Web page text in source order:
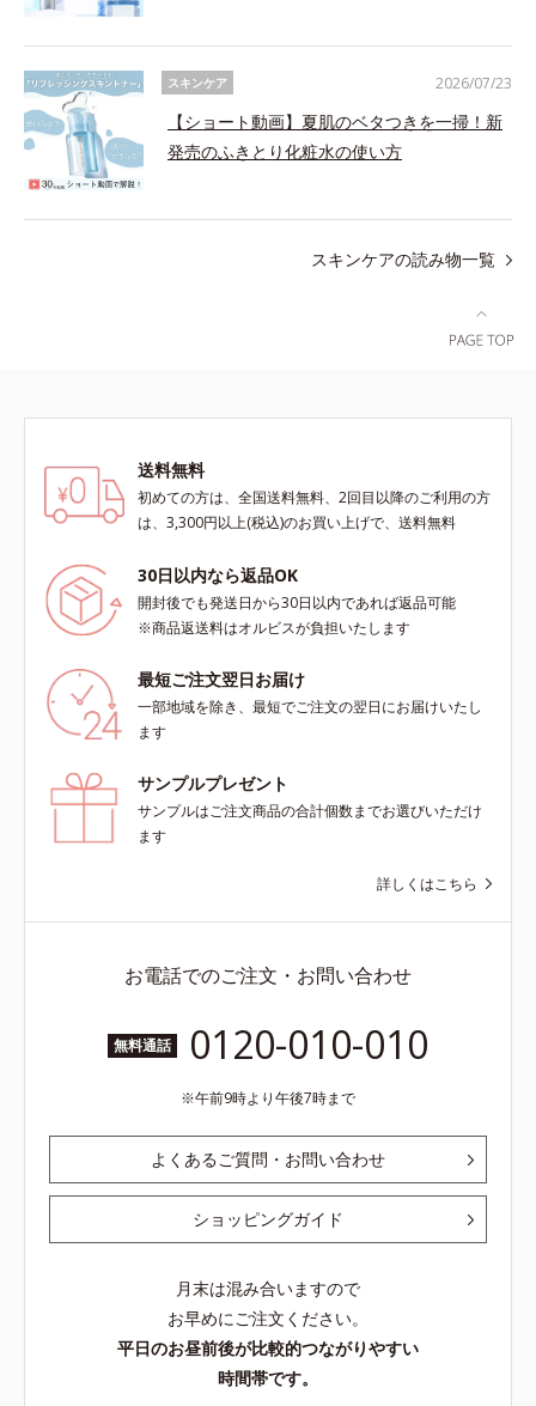
スキンケア
【ショート動画】夏肌のベタつきを一掃！新
発売のふきとり化粧水の使い方
2026/07/23
スキンケアの読み物一覧
送料無料
初めての方は、全国送料無料、2回目以降のご利用の方
は、3,300円以上(税込)のお買い上げで、送料無料
30日以内なら返品OK
開封後でも発送日から30日以内であれば返品可能
※商品返送料はオルビスが負担いたします
最短ご注文翌日お届け
一部地域を除き、最短でご注文の翌日にお届けいたし
ます
サンプルプレゼント
サンプルはご注文商品の合計個数までお選びいただけ
ます
詳しくはこちら
お電話でのご注文・お問い合わせ
無料通話 0120-010-010
午前9時より午後7時まで
よくあるご質問・お問い合わせ
ショッピングガイド
月末は混み合いますので
お早めにご注文ください。
平日のお昼前後が比較的つながりやすい
時間帯です。